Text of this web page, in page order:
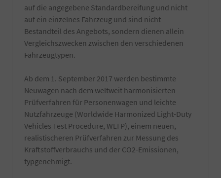
hochwertige
verwendet
und
natürlich
gewaschen.
Die
erfolgt
kurz
vor
Fahrzeugabholung
bzw.
Fahrzeugübergabe.
Angestellten
Gutachter
durchgeführt.
auf die angegebene Standardbereifung und nicht
auf ein einzelnes Fahrzeug und sind nicht
Bestandteil des Angebots, sondern dienen allein
Vergleichszwecken zwischen den verschiedenen
Fahrzeugtypen.
Ab dem 1. September 2017 werden bestimmte
Neuwagen nach dem weltweit harmonisierten
Prüfverfahren für Personenwagen und leichte
Nutzfahrzeuge (Worldwide Harmonized Light-Duty
Vehicles Test Procedure, WLTP), einem neuen,
realistischeren Prüfverfahren zur Messung des
Kraftstoffverbrauchs und der CO2-Emissionen,
typgenehmigt.